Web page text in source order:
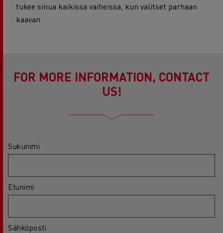
tukee sinua kaikissa vaiheissa, kun valitset parhaan
kaavan.
FOR MORE INFORMATION, CONTACT
US!
Sukunimi
Etunimi
Sähköposti